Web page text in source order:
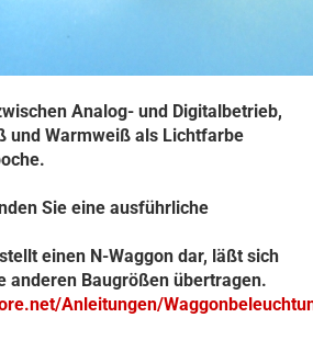
Analog- und Digitalbetrieb,
und Warmweiß als Lichtfarbe
Sie eine ausführliche
einen N-Waggon dar, läßt sich
anderen Baugrößen übertragen.
Anleitungen/